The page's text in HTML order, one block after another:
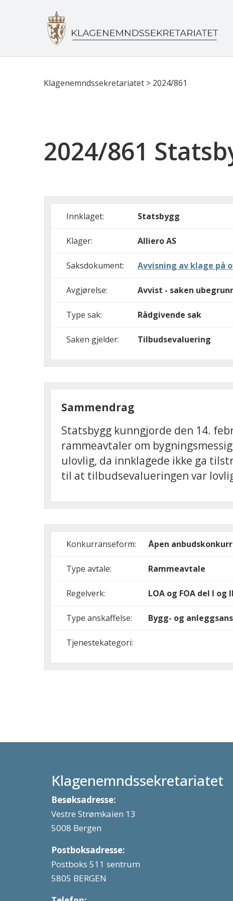
Klagenemndssekretariatet > 2024/861
2024/861
Innklaget: Statsbygg
Klager: Alliero AS
Saksdokument: Avvisning av klage på
Avgjørelse: Avvist - saken
Type sak: Rådgivende sak
Saken gjelder: Tilbudsevaluering
Sammendrag
Statsbygg kunngjorde den 14.
rammeavtaler om
ulovlig, da innklagede ikke ga
til at tilbudsevalueringen var
Konkurranseform: Åpen
Type avtale: Rammeavtale
Regelverk: LOA og FOA del I og
Type anskaffelse: Bygg- og
Tjenestekategori:
Klagenemndssekretariatet
Besøksadresse:
Vestre Strømkaien 13
5008 Bergen
Postboksadresse:
Postboks 511 sentrum
5805 BERGEN